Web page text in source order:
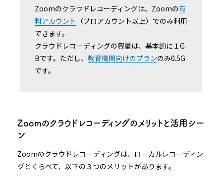
Zoomのクラウドレコーディングは、Zoomの有
料アカウント （プロアカウント以上）でのみ利用
できます。
クラウドレコーディングの容量は、基本的に１G
Bです。ただし、 教育機関向けのプランのみ0.5G
です。
Zoomのクラウドレコーディングのメリットと活用シー
ン
Zoomのクラウドレコーディングは、ローカルレコーディン
グとくらべて、以下の３つのメリットがあります。